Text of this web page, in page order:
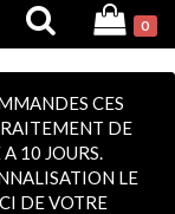
0
CES
DE
10 JOURS.
LE
DE VOTRE